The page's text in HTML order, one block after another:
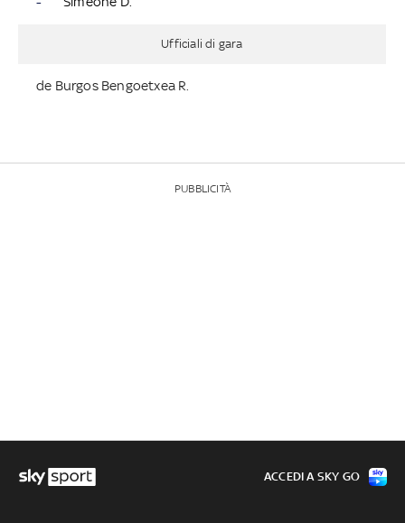
Ufficiali di gara
de Burgos Bengoetxea R.
PUBBLICITÀ
ACCEDI A SKY GO